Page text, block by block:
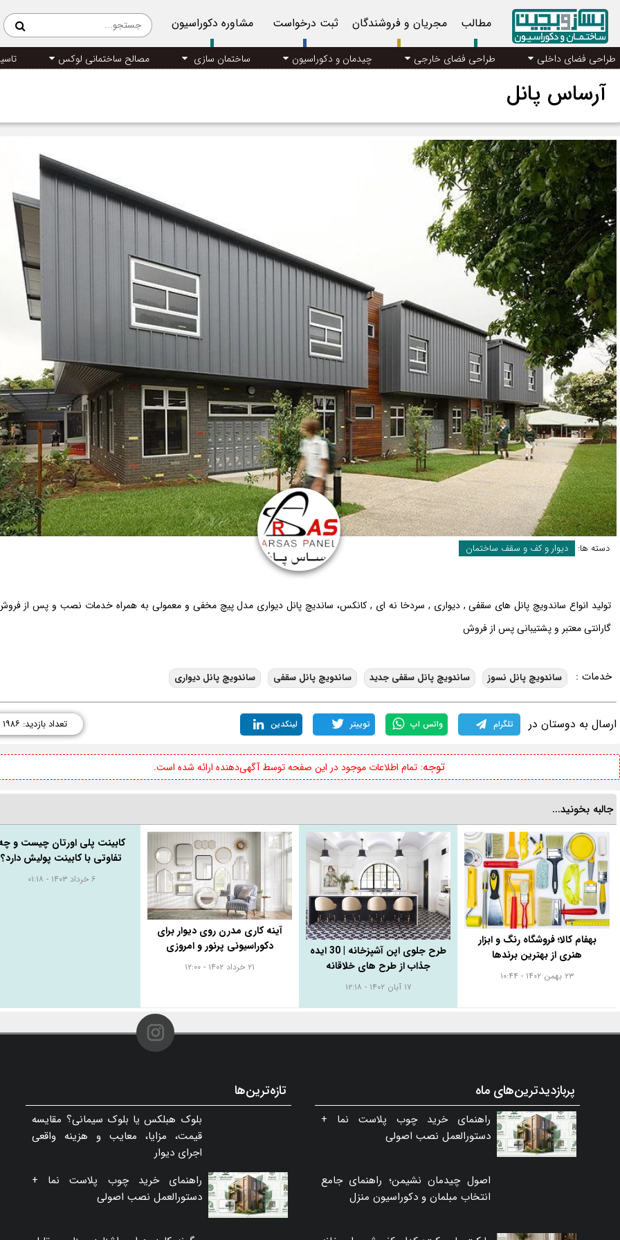
مطالب مجریان و فروشندگان ثبت درخواست مشاوره دکوراسیون
طراحی فضای داخلی طراحی فضای خارجی چیدمان و دکوراسیون ساختمان سازی مصالح ساختمانی لوکس
آرساس پانل
دسته ها: دیوار و کف و سقف ساختمان
تولید انواع ساندویچ پانل های سقفی , دیواری , سردخا نه ای , کانکس، ساندیچ پانل دیواری مدل پیچ مخفی و معمولی به همراه خدمات نصب و پس از
گارانتی معتبر و پشتیبانی پس از فروش
خدمات : ساندویچ پانل نسوز ساندویچ پانل سقفی جدید ساندویچ پانل سقفی ساندویچ پانل دیواری
ارسال به دوستان در تلگرام واتس اپ توییتر لینکدین تعداد بازدید: ۱۹۸۶
توجه:تمام اطلاعات موجود در این صفحه توسط آگهی‌دهنده ارائه شده است.
جالبه بخونید...
بهفام کالا؛ فروشگاه رنگ و ابزار
هنری از بهترین برندها
۲۳ بهمن ۱۴۰۲ - ۱۰:۴۴
طرح جلوی اپن آشپزخانه | 30 ایده
جذاب از طرح های خلاقانه
۱۷ آبان ۱۴۰۲ - ۱۲:۱۸
آینه کاری مدرن روی دیوار برای
دکوراسیونی پرنور و امروزی
۲۱ خرداد ۱۴۰۲ - ۱۲:۰۰
کابینت پلی اورتان چیست و
تفاوتی با کابینت پولیش دارد؟
۶ خرداد ۱۴۰۳ - ۰۱:۱۸
پربازدیدترین‌های ماه
راهنمای خرید چوب پلاست نما +
دستورالعمل نصب اصولی
اصول چیدمان نشیمن؛ راهنمای جامع
انتخاب مبلمان و دکوراسیون منزل
تازه‌ترین‌ها
بلوک هبلکس یا بلوک سیمانی؟ مقایسه
قیمت، مزایا، معایب و هزینه واقعی
اجرای دیوار
راهنمای خرید چوب پلاست نما +
دستورالعمل نصب اصولی